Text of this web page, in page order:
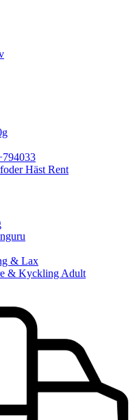
Häst Rent
& Lax
& Kyckling Adult